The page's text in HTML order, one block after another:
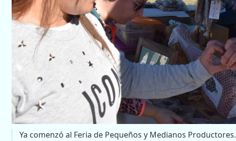
Ya comenzó al Feria de Pequeños y Medianos Productores.